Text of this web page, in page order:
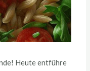
Heute entführe